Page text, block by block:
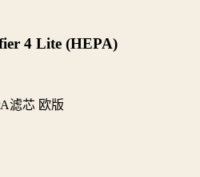
4 Lite (HEPA)
滤芯 欧版